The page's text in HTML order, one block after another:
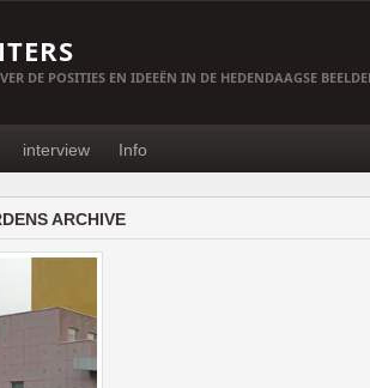
DE POSITIES EN IDEEËN IN DE HEDENDAAGSE
interview Info
ARCHIVE